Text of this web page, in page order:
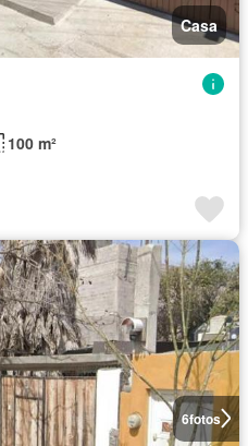
Casa
100 m²
6fotos